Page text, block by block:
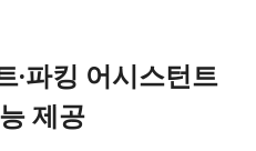
·파킹 어시스턴트
제공